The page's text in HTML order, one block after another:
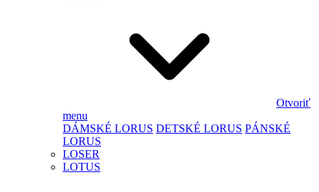
Otvoriť
menu
DÁMSKÉ LORUS DETSKÉ LORUS PÁNSKÉ
LORUS
LOSER
LOTUS